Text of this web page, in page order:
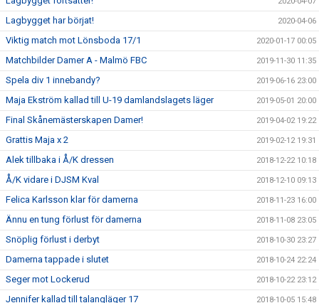
Lagbygget har börjat! 2020-04-06
Viktig match mot Lönsboda 17/1 2020-01-17 00:05
Matchbilder Damer A - Malmö FBC 2019-11-30 11:35
Spela div 1 innebandy? 2019-06-16 23:00
Maja Ekström kallad till U-19 damlandslagets läger 2019-05-01 20:00
Final Skånemästerskapen Damer! 2019-04-02 19:22
Grattis Maja x 2 2019-02-12 19:31
Alek tillbaka i Å/K dressen 2018-12-22 10:18
Å/K vidare i DJSM Kval 2018-12-10 09:13
Felica Karlsson klar för damerna 2018-11-23 16:00
Ännu en tung förlust för damerna 2018-11-08 23:05
Snöplig förlust i derbyt 2018-10-30 23:27
Damerna tappade i slutet 2018-10-24 22:24
Seger mot Lockerud 2018-10-22 23:12
Jennifer kallad till talangläger 17 2018-10-05 15:48